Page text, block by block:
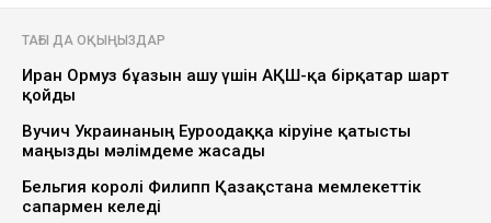
ТАҒЫ ДА ОҚЫҢЫЗДАР
Иран Ормуз бұғазын ашу үшін АҚШ-қа бірқатар шарт
қойды
Вучич Украинаның Еуроодаққа кіруіне қатысты
маңызды мәлімдеме жасады
Бельгия королі Филипп Қазақстанға мемлекеттік
сапармен келеді